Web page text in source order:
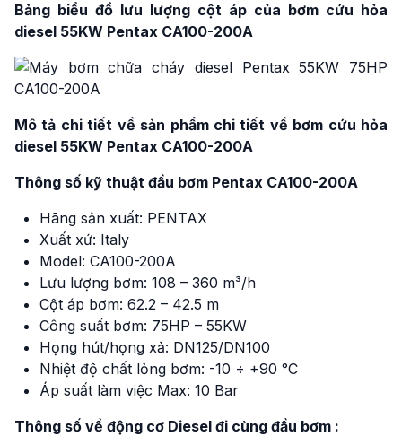
Bảng biểu đồ lưu lượng cột áp của bơm cứu hỏa
diesel 55KW Pentax CA100-200A
Mô tả chi tiết về sản phẩm chi tiết về bơm cứu hỏa
diesel 55KW Pentax CA100-200A
Thông số kỹ thuật đầu bơm Pentax CA100-200A
Hãng sản xuất: PENTAX
Xuất xứ: Italy
Model: CA100-200A
Lưu lượng bơm: 108 – 360 m³/h
Cột áp bơm: 62.2 – 42.5 m
Công suất bơm: 75HP – 55KW
Họng hút/họng xả: DN125/DN100
Nhiệt độ chất lỏng bơm: -10 ÷ +90 °C
Áp suất làm việc Max: 10 Bar
Thông số về động cơ Diesel đi cùng đầu bơm :